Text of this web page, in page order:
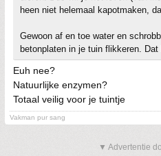
heen niet helemaal kapotmaken,
Gewoon af en toe water en
betonplaten in je tuin flikkeren. Dat
Euh nee?
Natuurlijke enzymen?
Totaal veilig voor je tuintje
Vakman pur sang
▼ Advertentie